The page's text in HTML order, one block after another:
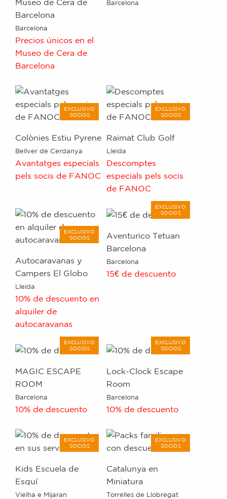
Museo de Cera de
Barcelona
Barcelona
Precios únicos en el
Museo de Cera de
Barcelona
Barcelona
EXCLUSIVO
SOCIOS
Colònies Estiu Pyrene
Bellver de Cerdanya
Avantatges especials
pels socis de FANOC
EXCLUSIVO
SOCIOS
Raimat Club Golf
Lleida
Descomptes
especials pels socis
de FANOC
EXCLUSIVO
SOCIOS
Autocaravanas y
Campers El Globo
Lleida
10% de descuento en
alquiler de
autocaravanas
EXCLUSIVO
SOCIOS
Aventurico Tetuan
Barcelona
Barcelona
15€ de descuento
EXCLUSIVO
SOCIOS
MAGIC ESCAPE
ROOM
Barcelona
10% de descuento
EXCLUSIVO
SOCIOS
Lock-Clock Escape
Room
Barcelona
10% de descuento
EXCLUSIVO
SOCIOS
Kids Escuela de
Esquí
Vielha e Mijaran
EXCLUSIVO
SOCIOS
Catalunya en
Miniatura
Torrelles de Llobregat